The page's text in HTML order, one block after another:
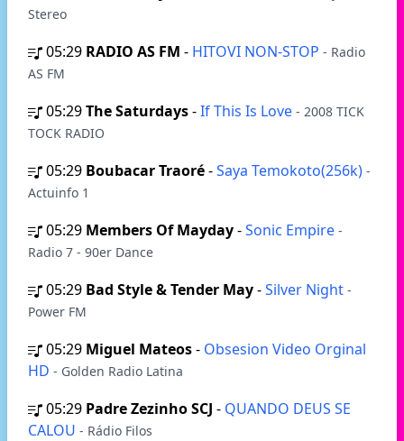
Stereo
05:29 RADIO AS FM - HITOVI NON-STOP - Radio
AS FM
05:29The Saturdays-If This Is Love - 2008 TICK
TOCK RADIO
05:29 Boubacar Traoré-Saya Temokoto(256k) -
Actuinfo 1
05:29 Members Of Mayday-Sonic Empire -
Radio 7 - 90er Dance
05:29 Bad Style & Tender May-Silver Night -
Power FM
05:29 Miguel Mateos- Obsesion Video Orginal
HD - Golden Radio Latina
05:29 Padre Zezinho SCJ - QUANDO DEUS SE
CALOU - Rádio Filos